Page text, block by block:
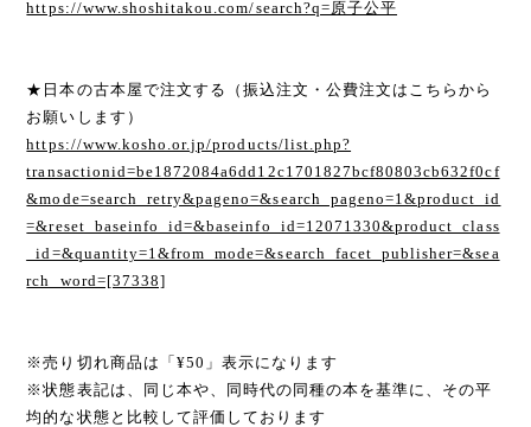
https://www.shoshitakou.com/search?q=原子公平
★日本の古本屋で注文する（振込注文・公費注文はこちらから
お願いします）
https://www.kosho.or.jp/products/list.php?
transactionid=be1872084a6dd12c1701827bcf80803cb632f0cf
&mode=search_retry&pageno=&search_pageno=1&product_id
=&reset_baseinfo_id=&baseinfo_id=12071330&product_class
_id=&quantity=1&from_mode=&search_facet_publisher=&sea
rch_word=[37338]
※売り切れ商品は「¥50」表示になります
※状態表記は、同じ本や、同時代の同種の本を基準に、その平
均的な状態と比較して評価しております